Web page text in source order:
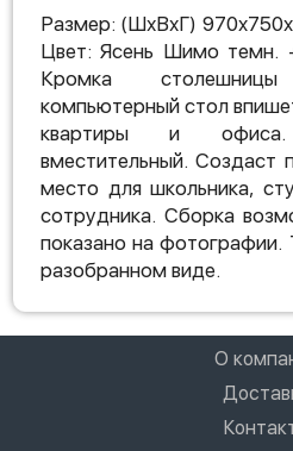
Размер: (ШхВхГ)
Цвет: Ясень Шимо темн.
Кромка
компьютерный стол
квартиры и
вместительный. Создаст
место для школьника,
сотрудника. Сборка
показано на фотографии.
разобранном виде.
О